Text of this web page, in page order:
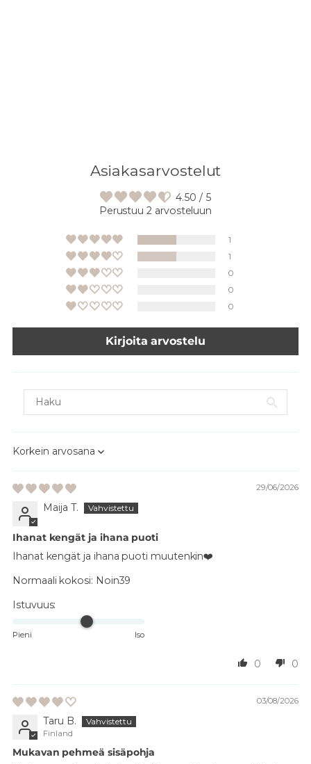
Asiakasarvostelut
4.50 / 5
Perustuu 2 arvosteluun
1
1
0
0
0
Kirjoita arvostelu
Sort by
29/06/2026
Maija T.
Ihanat kengät ja ihana puoti
Ihanat kengät ja ihana puoti muutenkin❤️
Normaali kokosi: Noin39
Istuvuus:
Pieni Iso
0 0
03/08/2026
Taru B.
Finland
Mukavan pehmeä sisäpohja